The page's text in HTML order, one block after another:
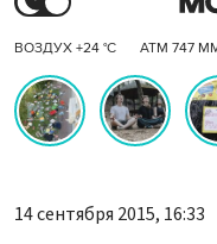
ВОЗДУХ +24 °C АТМ 747
14 сентября 2015, 16:33